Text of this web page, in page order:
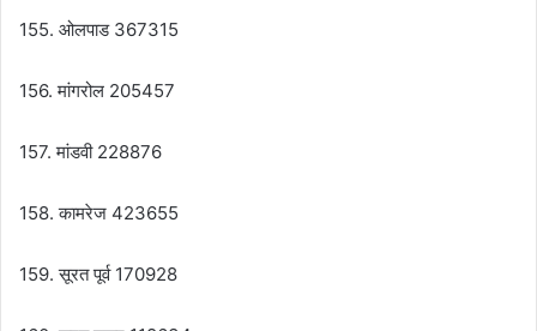
155. ओलपाड 367315
156. मांगरोल 205457
157. मांडवी 228876
158. कामरेज 423655
159. सूरत पूर्व 170928